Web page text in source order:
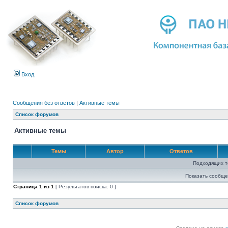
Вход
Сообщения без ответов | Активные темы
Список форумов
Активные темы
Темы Автор Ответов
Подходящих
Показать
Страница 1 из 1 [ Результатов поиска: 0 ]
Список форумов